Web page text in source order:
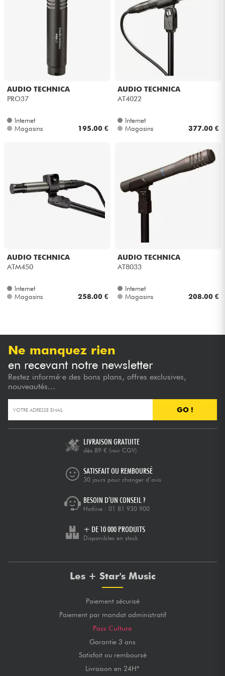
AUDIO TECHNICA
PRO37
Internet
Magasins
195.00 €
AUDIO TECHNICA
AT4022
Internet
Magasins
377.00 €
AUDIO TECHNICA
ATM450
Internet
Magasins
258.00 €
AUDIO TECHNICA
AT8033
Internet
Magasins
208.00 €
Ne manquez rien
en recevant notre newsletter
Restez informé·e des bons plans, offres exclusives,
nouveautés...
GO !
LIVRAISON GRATUITE
dès 89 € (voir CGV)
SATISFAIT OU REMBOURSÉ
30 jours pour changer d’avis
BESOIN D’UN CONSEIL ?
Hotline : 01 81 930 900
+ DE 10 000 PRODUITS
Disponibles en stock
Les + Star's Music
Paiement sécurisé
Paiement par mandat administratif
Pass Culture
Garantie 3 ans
Satisfait ou remboursé
Livraison en 24H*